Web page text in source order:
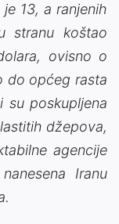
13, a ranjenih
stranu koštao
ovisno o
do općeg rasta
su poskupljena
džepova,
agencije
Iranu